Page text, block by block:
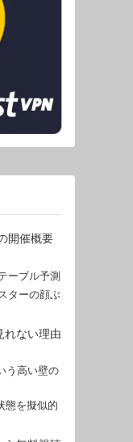
開催概要
ーブル予測
ターの顔ぶ
れない理由
う高い壁の
態を擬似的